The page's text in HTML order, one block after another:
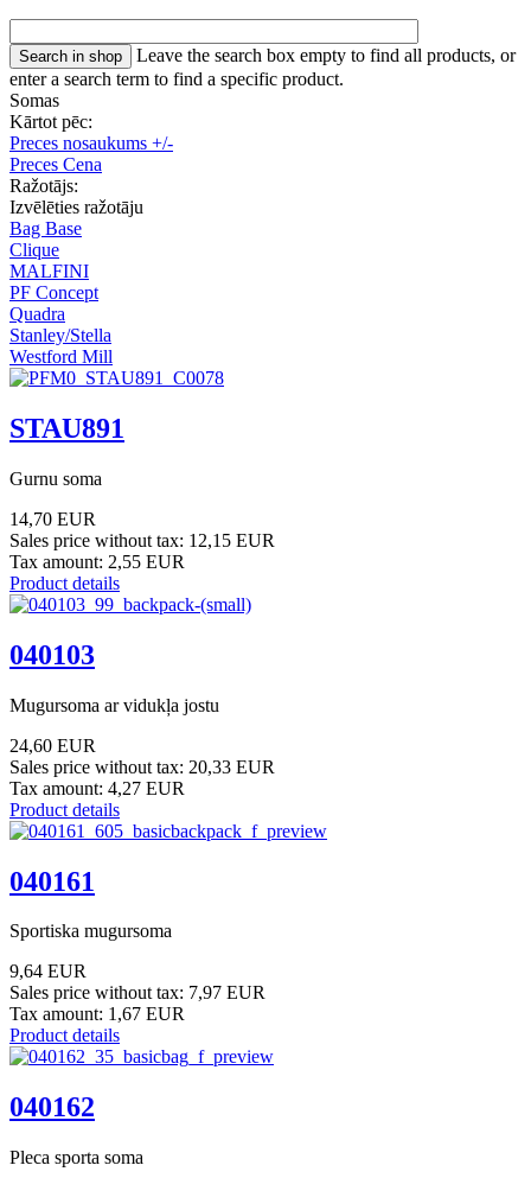
Leave the search box empty to find all products, or
enter a search term to find a specific product.
Somas
Kārtot pēc:
Preces nosaukums +/-
Preces Cena
Ražotājs:
Izvēlēties ražotāju
Bag Base
Clique
MALFINI
PF Concept
Quadra
Stanley/Stella
Westford Mill
STAU891
Gurnu soma
14,70 EUR
Sales price without tax: 12,15 EUR
Tax amount: 2,55 EUR
Product details
040103
Mugursoma ar vidukļa jostu
24,60 EUR
Sales price without tax: 20,33 EUR
Tax amount: 4,27 EUR
Product details
040161
Sportiska mugursoma
9,64 EUR
Sales price without tax: 7,97 EUR
Tax amount: 1,67 EUR
Product details
040162
Pleca sporta soma